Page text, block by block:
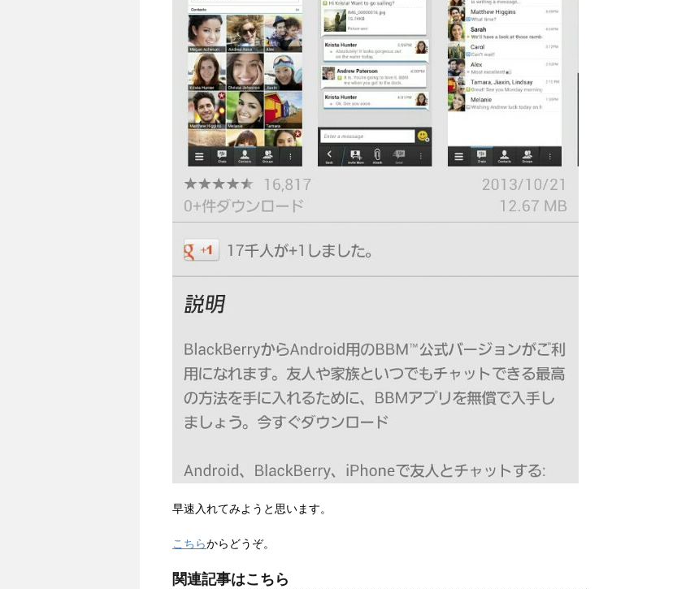
早速入れてみようと思います。
こちらからどうぞ。
関連記事はこちら